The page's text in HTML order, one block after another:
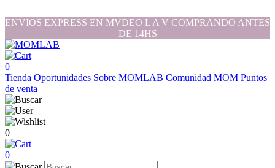
ENVIOS EXPRESS EN MVDEO L A V COMPRANDO ANTES
DE 14HS
0
Tienda Oportunidades Sobre MOMLAB Comunidad MOM Puntos
de venta
0
0